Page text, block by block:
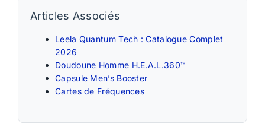
Articles Associés
Leela Quantum Tech : Catalogue Complet
2026
Doudoune Homme H.E.A.L.360™
Capsule Men’s Booster
Cartes de Fréquences